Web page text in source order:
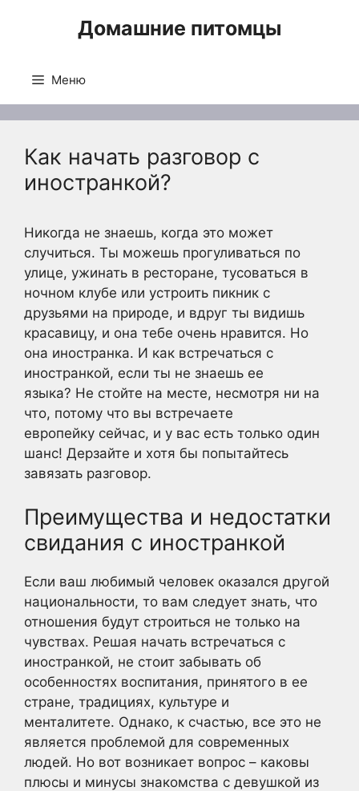
Домашние питомцы
Меню
Как начать разговор с
иностранкой?
Никогда не знаешь, когда это может
случиться. Ты можешь прогуливаться по
улице, ужинать в ресторане, тусоваться в
ночном клубе или устроить пикник с
друзьями на природе, и вдруг ты видишь
красавицу, и она тебе очень нравится. Но
она иностранка. И как встречаться с
иностранкой, если ты не знаешь ее
языка? Не стойте на месте, несмотря ни на
что, потому что вы встречаете
европейку сейчас, и у вас есть только один
шанс! Дерзайте и хотя бы попытайтесь
завязать разговор.
Преимущества и недостатки
свидания с иностранкой
Если ваш любимый человек оказался другой
национальности, то вам следует знать, что
отношения будут строиться не только на
чувствах. Решая начать встречаться с
иностранкой, не стоит забывать об
особенностях воспитания, принятого в ее
стране, традициях, культуре и
менталитете. Однако, к счастью, все это не
является проблемой для современных
людей. Но вот возникает вопрос – каковы
плюсы и минусы знакомства с девушкой из